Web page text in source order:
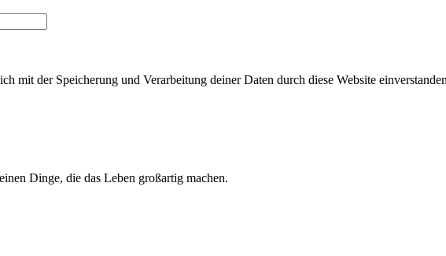
mit der Speicherung und Verarbeitung deiner Daten durch diese Website
Dinge, die das Leben großartig machen.